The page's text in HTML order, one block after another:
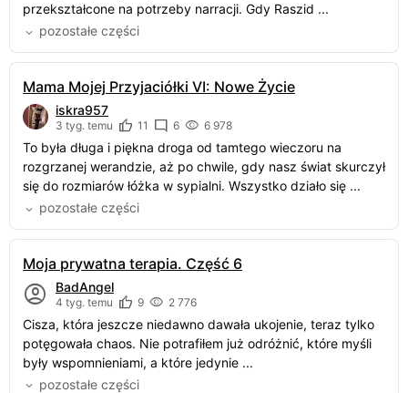
przekształcone na potrzeby narracji. Gdy Raszid ...
pozostałe części
Mama Mojej Przyjaciółki VI: Nowe Życie
iskra957
3 tyg. temu 11 6 6 978
To była długa i piękna droga od tamtego wieczoru na
rozgrzanej werandzie, aż po chwile, gdy nasz świat skurczył
się do rozmiarów łóżka w sypialni. Wszystko działo się ...
pozostałe części
Moja prywatna terapia. Część 6
BadAngel
4 tyg. temu 9 2 776
Cisza, która jeszcze niedawno dawała ukojenie, teraz tylko
potęgowała chaos. Nie potrafiłem już odróżnić, które myśli
były wspomnieniami, a które jedynie ...
pozostałe części